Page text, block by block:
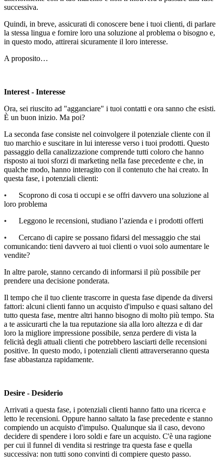
successiva.
Quindi, in breve, assicurati di conoscere bene i tuoi clienti, di parlare
la stessa lingua e fornire loro una soluzione al problema o bisogno e,
in questo modo, attirerai sicuramente il loro interesse.
A proposito…
Interest - Interesse
Ora, sei riuscito ad "agganciare" i tuoi contatti e ora sanno che esisti.
È un buon inizio. Ma poi?
La seconda fase consiste nel coinvolgere il potenziale cliente con il
tuo marchio e suscitare in lui interesse verso i tuoi prodotti. Questo
passaggio della canalizzazione comprende tutti coloro che hanno
risposto ai tuoi sforzi di marketing nella fase precedente e che, in
qualche modo, hanno interagito con il contenuto che hai creato. In
questa fase, i potenziali clienti:
• Scoprono di cosa ti occupi e se offri davvero una soluzione al
loro problema
• Leggono le recensioni, studiano l’azienda e i prodotti offerti
• Cercano di capire se possano fidarsi del messaggio che stai
comunicando: tieni davvero ai tuoi clienti o vuoi solo aumentare le
vendite?
In altre parole, stanno cercando di informarsi il più possibile per
prendere una decisione ponderata.
Il tempo che il tuo cliente trascorre in questa fase dipende da diversi
fattori: alcuni clienti fanno un acquisto d'impulso e quasi saltano del
tutto questa fase, mentre altri hanno bisogno di molto più tempo. Sta
a te assicurarti che la tua reputazione sia alla loro altezza e di dar
loro la migliore impressione possibile, senza perdere di vista la
felicità degli attuali clienti che potrebbero lasciarti delle recensioni
positive. In questo modo, i potenziali clienti attraverseranno questa
fase abbastanza rapidamente.
Desire - Desiderio
Arrivati a questa fase, i potenziali clienti hanno fatto una ricerca e
letto le recensioni. Oppure hanno saltato la fase precedente e stanno
compiendo un acquisto d'impulso. Qualunque sia il caso, devono
decidere di spendere i loro soldi e fare un acquisto. C'è una ragione
per cui il funnel di vendita si restringe tra questa fase e quella
successiva: non tutti sono convinti di compiere questo passo.